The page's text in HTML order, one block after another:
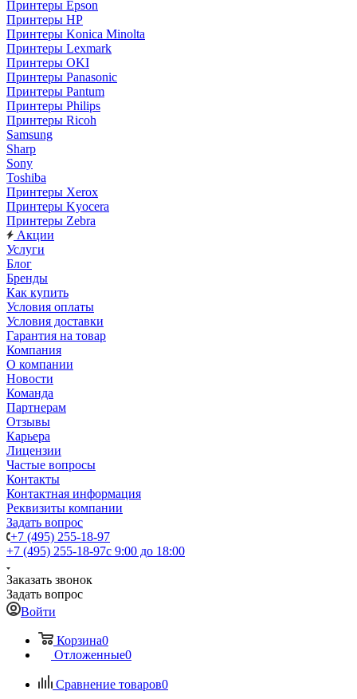
Принтеры Epson
Принтеры HP
Принтеры Konica Minolta
Принтеры Lexmark
Принтеры OKI
Принтеры Panasonic
Принтеры Pantum
Принтеры Philips
Принтеры Ricoh
Samsung
Sharp
Sony
Toshiba
Принтеры Xerox
Принтеры Kyocera
Принтеры Zebra
Акции
Услуги
Блог
Бренды
Как купить
Условия оплаты
Условия доставки
Гарантия на товар
Компания
О компании
Новости
Команда
Партнерам
Отзывы
Карьера
Лицензии
Частые вопросы
Контакты
Контактная информация
Реквизиты компании
Задать вопрос
+7 (495) 255-18-97
+7 (495) 255-18-97с 9:00 до 18:00
Заказать звонок
Задать вопрос
Войти
Корзина0
Отложенные0
Сравнение товаров0